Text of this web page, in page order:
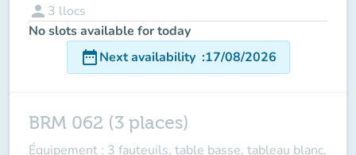
person 3 llocs
No slots available for today
date_rangeNext availability :17/08/2026
BRM 062 (3 places)
Équipement : 3 fauteuils, table basse, tableau blanc,